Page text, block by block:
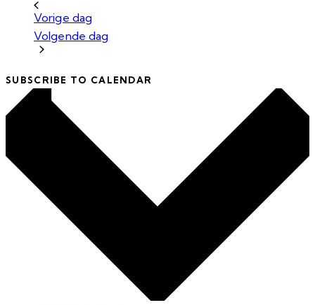
Vorige dag
Volgende dag
SUBSCRIBE TO CALENDAR